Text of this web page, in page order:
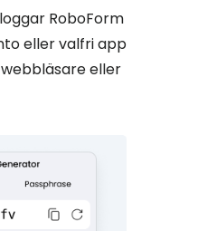
RoboForm
eller valfri app
eller